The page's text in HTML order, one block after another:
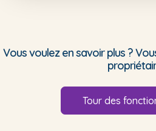
Vous voulez en savoir plus ?
Tour des